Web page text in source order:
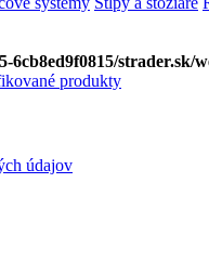
6cb8ed9f0815/
produkty
údajov